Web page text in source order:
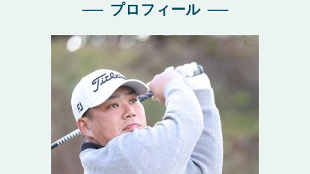
プロフィール